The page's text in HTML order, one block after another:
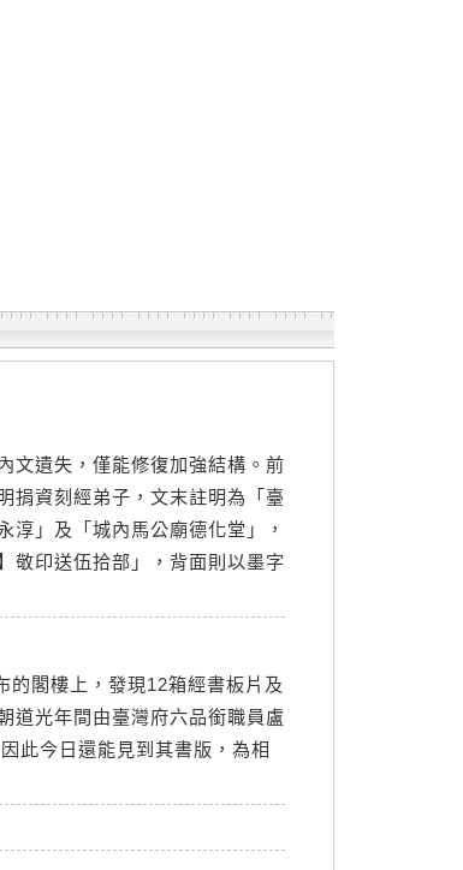
文遺失，僅能修復加強結構。前
捐資刻經弟子，文末註明為「臺
」及「城內馬公廟德化堂」，
敬印送伍拾部」，背面則以墨字
的閣樓上，發現12箱經書板片及
道光年間由臺灣府六品銜職員盧
此今日還能見到其書版，為相